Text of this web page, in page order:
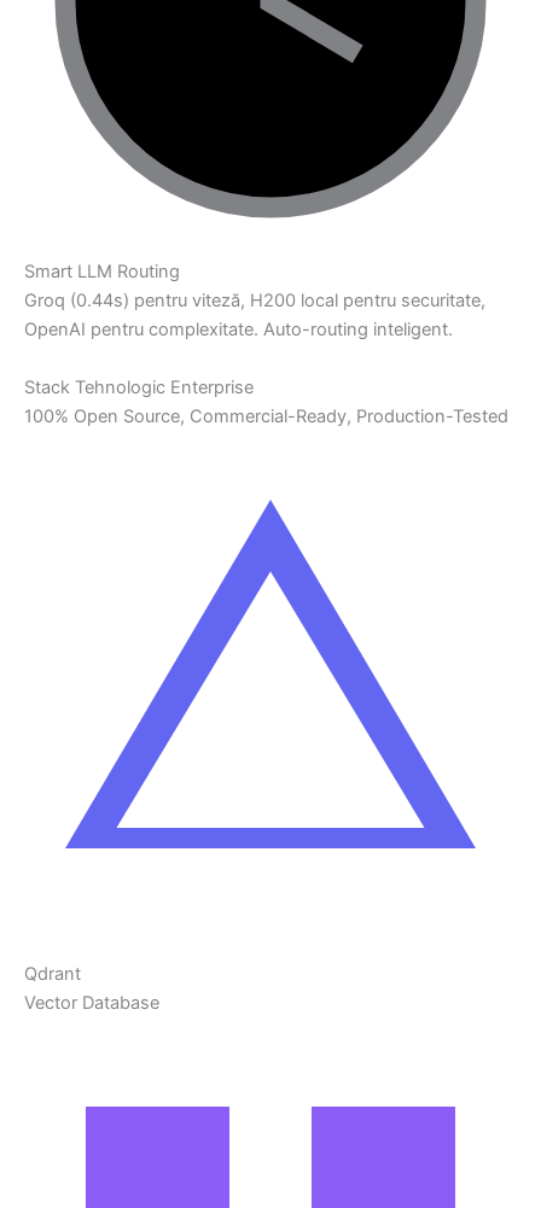
Smart LLM Routing
Groq (0.44s) pentru viteză, H200 local pentru securitate,
OpenAI pentru complexitate. Auto-routing inteligent.
Stack Tehnologic Enterprise
100% Open Source, Commercial-Ready, Production-Tested
Qdrant
Vector Database